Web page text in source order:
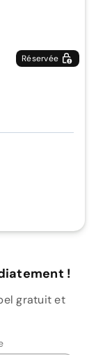
Réservée
!
gratuit et